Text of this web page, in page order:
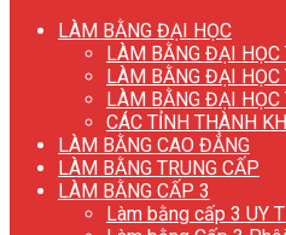
LÀM BẰNG ĐẠI HỌC
LÀM BẰNG ĐẠI HỌC
LÀM BẰNG ĐẠI HỌC
LÀM BẰNG ĐẠI HỌC
CÁC TỈNH THÀNH
LÀM BẰNG CAO ĐẲNG
LÀM BẰNG TRUNG CẤP
LÀM BẰNG CẤP 3
Làm bằng cấp 3 UY